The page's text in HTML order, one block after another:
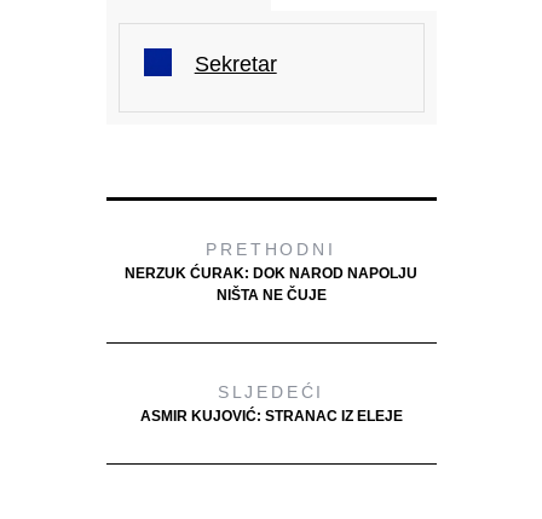
Sekretar
PRETHODNI
NERZUK ĆURAK: DOK NAROD NAPOLJU
NIŠTA NE ČUJE
SLJEDEĆI
ASMIR KUJOVIĆ: STRANAC IZ ELEJE